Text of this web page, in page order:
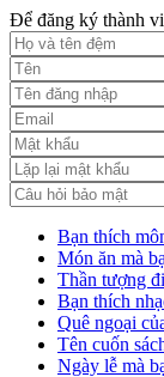
Lượt xem:2010 |
52/2019/QH14
Luật sửa đổi, bổ
công chức
Lượt xem:1784 |
Để đăng ký thành
Bạn thích
Món ăn mà
Thần tượng
Bạn thích
Quê ngoại
Tên cuốn
Ngày lễ mà